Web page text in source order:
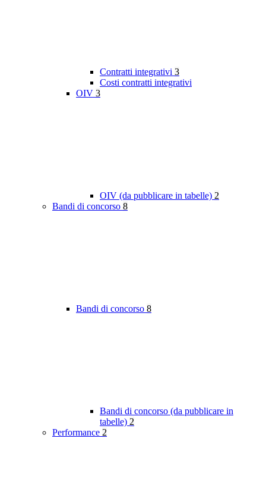
Contratti integrativi 3
Costi contratti integrativi
OIV 3
OIV (da pubblicare in tabelle) 2
Bandi di concorso 8
Bandi di concorso 8
Bandi di concorso (da pubblicare in
tabelle) 2
Performance 2